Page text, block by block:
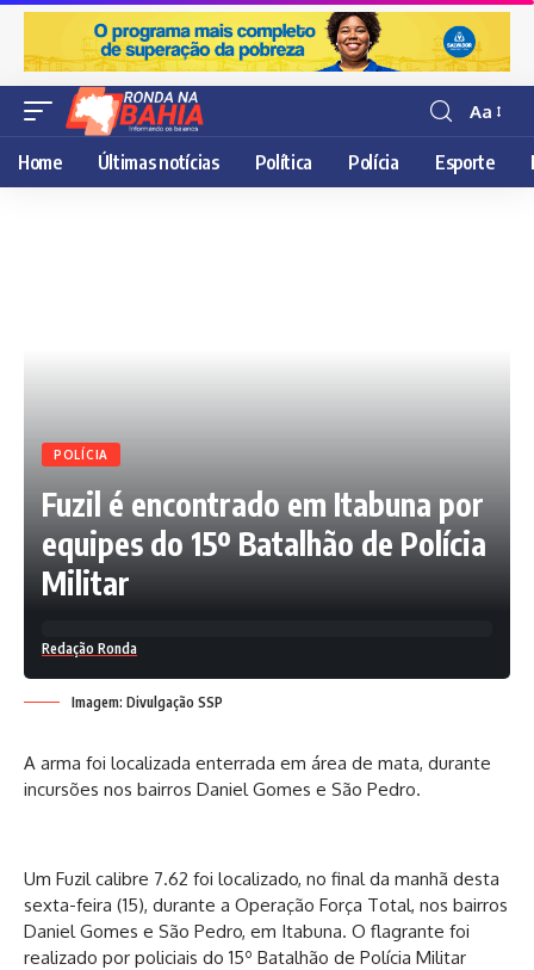
Resisor
de
fonte
Aa
Home Últimas notícias Política Polícia Esporte
POLÍCIA
Fuzil é encontrado em Itabuna por
equipes do 15º Batalhão de Polícia
Militar
Redação Ronda
Imagem: Divulgação SSP
A arma foi localizada enterrada em área de mata, durante
incursões nos bairros Daniel Gomes e São Pedro.
Um Fuzil calibre 7.62 foi localizado, no final da manhã desta
sexta-feira (15), durante a Operação Força Total, nos bairros
Daniel Gomes e São Pedro, em Itabuna. O flagrante foi
realizado por policiais do 15º Batalhão de Polícia Militar